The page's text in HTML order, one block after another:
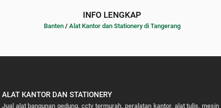
INFO LENGKAP
Banten/ Alat Kantor dan Stationery di Tangerang
ALAT KANTOR DAN STATIONERY
Jual alat bangunan gedung, cctv termurah, peralatan kantor, alat tulis, mesin